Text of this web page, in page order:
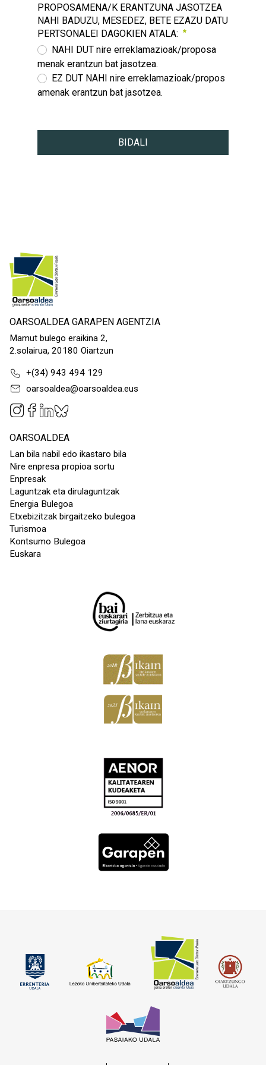
PROPOSAMENA/K ERANTZUNA JASOTZEA
NAHI BADUZU, MESEDEZ, BETE EZAZU DATU
PERTSONALEI DAGOKIEN ATALA:
NAHI DUT nire erreklamazioak/proposa
menak erantzun bat jasotzea.
EZ DUT NAHI nire erreklamazioak/propos
amenak erantzun bat jasotzea.
BIDALI
OARSOALDEA GARAPEN AGENTZIA
Mamut bulego eraikina 2,
2.solairua, 20180 Oiartzun
+(34) 943 494 129
oarsoaldea@oarsoaldea.eus
OARSOALDEA
Lan bila nabil edo ikastaro bila
Nire enpresa propioa sortu
Enpresak
Laguntzak eta dirulaguntzak
Energia Bulegoa
Etxebizitzak birgaitzeko bulegoa
Turismoa
Kontsumo Bulegoa
Euskara